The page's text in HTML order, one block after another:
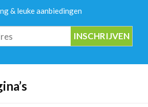
& leuke aanbiedingen